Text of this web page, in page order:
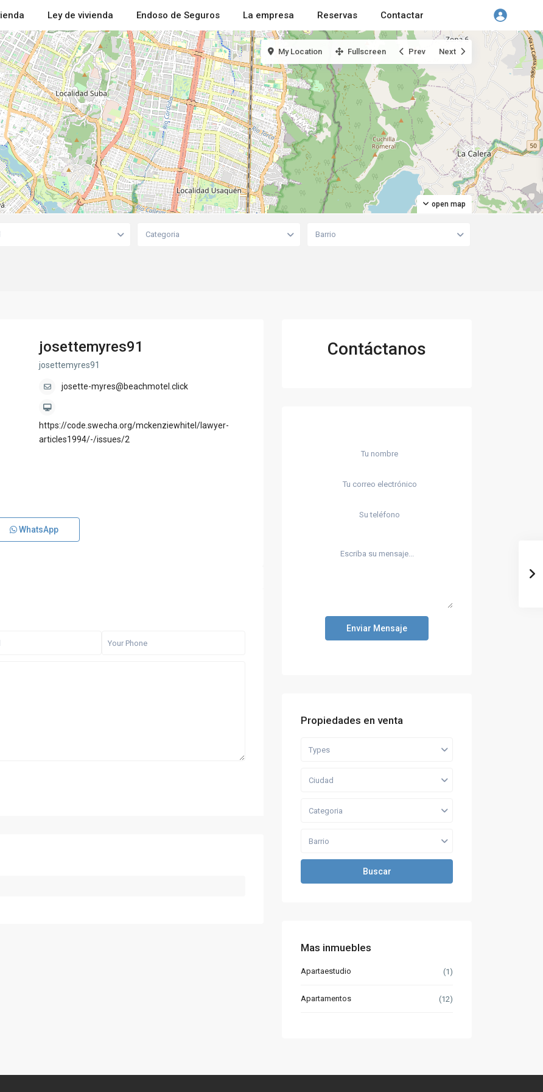
Ley de vivienda Endoso de Seguros La empresa Reservas Contactar
open map
My Location Fullscreen Prev Next
Categoria Barrio
josettemyres91
josettemyres91
josette-myres@beachmotel.click
https://code.swecha.org/mckenziewhitel/lawyer-
articles1994/-/issues/2
WhatsApp
Contáctanos
Enviar Mensaje
Propiedades en venta
Types
Ciudad
Categoria
Barrio
Buscar
Mas inmuebles
Apartaestudio (1)
Apartamentos (12)